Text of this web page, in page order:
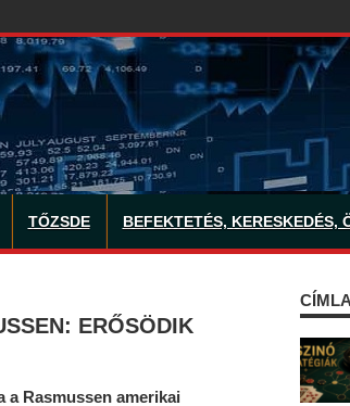
TŐZSDE BEFEKTETÉS, KERESKEDÉS,
ERŐSÖDIK
a Rasmussen amerikai